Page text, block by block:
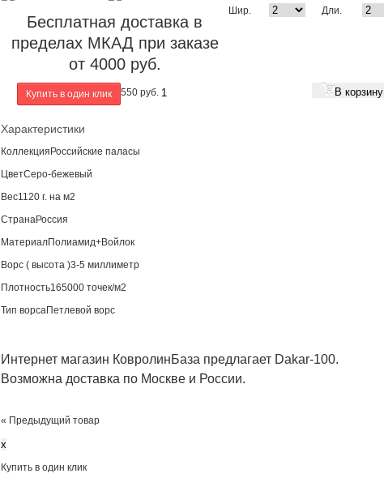
Бесплатная доставка в
пределах МКАД при заказе
от 4000 руб.
Шир. Дли.
550 руб. В корзину
Купить в один клик
Характеристики
Коллекция Российские паласы
ЦветСеро-бежевый
Вес1120 г. на м2
СтранаРоссия
МатериалПолиамид+Войлок
Ворс ( высота )3-5 миллиметр
Плотность165000 точек/м2
Тип ворсаПетлевой ворс
Интернет магазин КовролинБаза предлагает Dakar-100.
Возможна доставка по Москве и России.
« Предыдущий товар
x
Купить в один клик